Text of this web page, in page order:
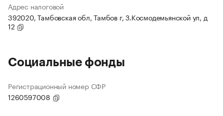
Адрес налоговой
392020, Тамбовская обл, Тамбов г, З.Космодемьянской ул, д
12
Социальные фонды
Регистрационный номер СФР
1260597008